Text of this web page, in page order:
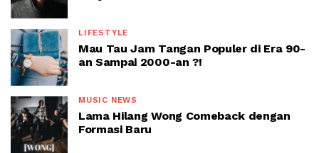
LIFESTYLE
Mau Tau Jam Tangan Populer di Era 90-
an Sampai 2000-an ?!
MUSIC NEWS
Lama Hilang Wong Comeback dengan
Formasi Baru